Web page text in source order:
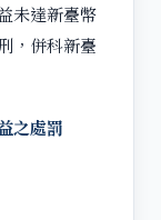
未達新臺幣
，併科新臺
之處罰